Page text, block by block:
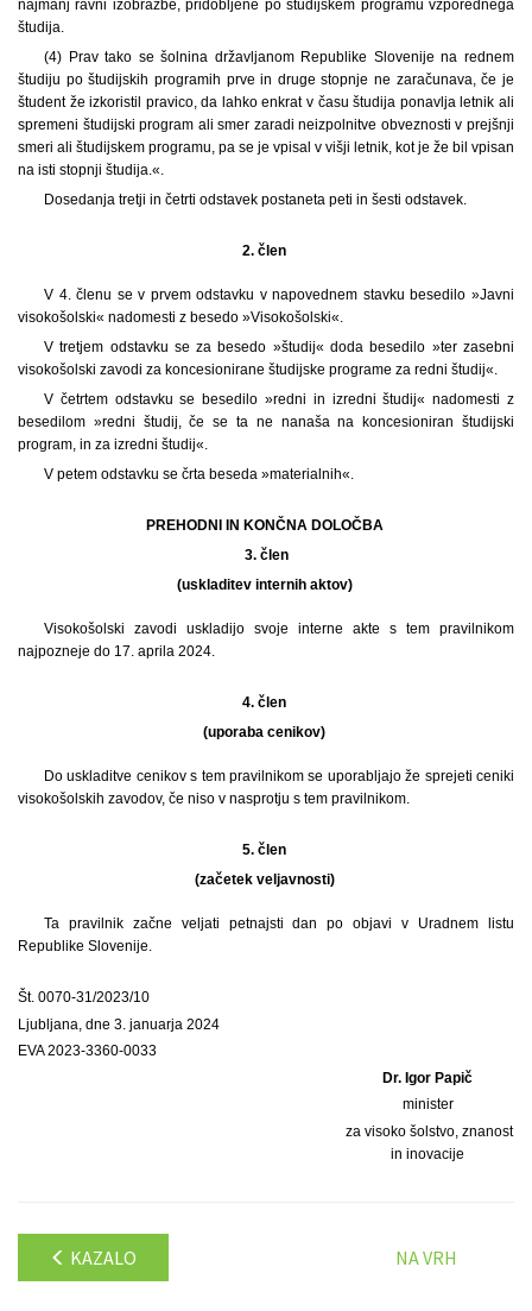
najmanj ravni izobrazbe, pridobljene po študijskem programu vzporednega
študija.
(4) Prav tako se šolnina državljanom Republike Slovenije na rednem
študiju po študijskih programih prve in druge stopnje ne zaračunava, če je
študent že izkoristil pravico, da lahko enkrat v času študija ponavlja letnik ali
spremeni študijski program ali smer zaradi neizpolnitve obveznosti v prejšnji
smeri ali študijskem programu, pa se je vpisal v višji letnik, kot je že bil vpisan
na isti stopnji študija.«.
Dosedanja tretji in četrti odstavek postaneta peti in šesti odstavek.
2. člen
V 4. členu se v prvem odstavku v napovednem stavku besedilo »Javni
visokošolski« nadomesti z besedo »Visokošolski«.
V tretjem odstavku se za besedo »študij« doda besedilo »ter zasebni
visokošolski zavodi za koncesionirane študijske programe za redni študij«.
V četrtem odstavku se besedilo »redni in izredni študij« nadomesti z
besedilom »redni študij, če se ta ne nanaša na koncesioniran študijski
program, in za izredni študij«.
V petem odstavku se črta beseda »materialnih«.
PREHODNI IN KONČNA DOLOČBA
3. člen
(uskladitev internih aktov)
Visokošolski zavodi uskladijo svoje interne akte s tem pravilnikom
najpozneje do 17. aprila 2024.
4. člen
(uporaba cenikov)
Do uskladitve cenikov s tem pravilnikom se uporabljajo že sprejeti ceniki
visokošolskih zavodov, če niso v nasprotju s tem pravilnikom.
5. člen
(začetek veljavnosti)
Ta pravilnik začne veljati petnajsti dan po objavi v Uradnem listu
Republike Slovenije.
Št. 0070-31/2023/10
Ljubljana, dne 3. januarja 2024
EVA 2023-3360-0033
Dr. Igor Papič
minister
za visoko šolstvo, znanost
in inovacije
KAZALO NA VRH